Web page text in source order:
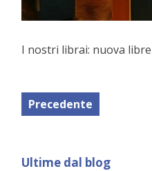
I nostri librai: nuova
Precedente
Ultime dal blog